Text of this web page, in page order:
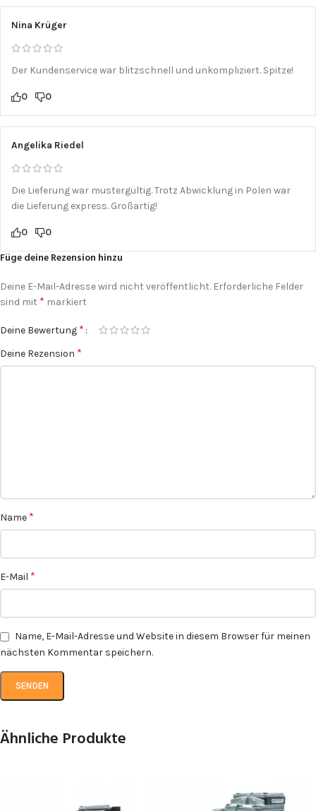
Nina Krüger
Der Kundenservice war blitzschnell und unkompliziert. Spitze!
0 0
Angelika Riedel
Die Lieferung war mustergültig. Trotz Abwicklung in Polen war
die Lieferung express. Großartig!
0 0
Füge deine Rezension hinzu
Deine E-Mail-Adresse wird nicht veröffentlicht. Erforderliche Felder
sind mit * markiert
Deine Bewertung *
Deine Rezension *
Name *
E-Mail *
Name, E-Mail-Adresse und Website in diesem Browser für meinen
nächsten Kommentar speichern.
Ähnliche Produkte